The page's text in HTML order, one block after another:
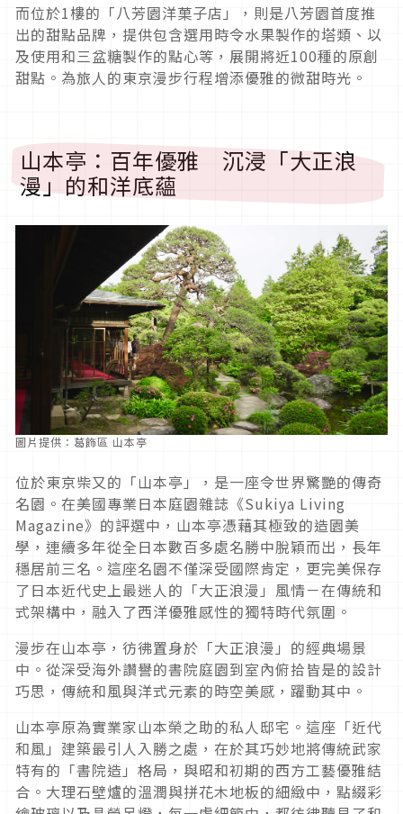
而位於1樓的「八芳園洋菓子店」，則是八芳園首度推
出的甜點品牌，提供包含選用時令水果製作的塔類、以
及使用和三盆糖製作的點心等，展開將近100種的原創
甜點。為旅人的東京漫步行程增添優雅的微甜時光。
山本亭：百年優雅 沉浸「大正浪
漫」的和洋底蘊
圖片提供：葛飾區 山本亭
位於東京柴又的「山本亭」，是一座令世界驚艷的傳奇
名園。在美國專業日本庭園雜誌《Sukiya Living
Magazine》的評選中，山本亭憑藉其極致的造園美
學，連續多年從全日本數百多處名勝中脫穎而出，長年
穩居前三名。這座名園不僅深受國際肯定，更完美保存
了日本近代史上最迷人的「大正浪漫」風情－在傳統和
式架構中，融入了西洋優雅感性的獨特時代氛圍。
漫步在山本亭，彷彿置身於「大正浪漫」的經典場景
中。從深受海外讚譽的書院庭園到室內俯拾皆是的設計
巧思，傳統和風與洋式元素的時空美感，躍動其中。
山本亭原為實業家山本榮之助的私人邸宅。這座「近代
和風」建築最引人入勝之處，在於其巧妙地將傳統武家
特有的「書院造」格局，與昭和初期的西方工藝優雅結
合。大理石壁爐的溫潤與拼花木地板的細緻中，點綴彩